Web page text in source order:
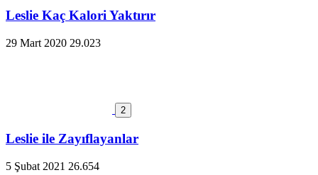
Leslie Kaç Kalori Yaktırır
29 Mart 2020 29.023
2
Leslie ile Zayıflayanlar
5 Şubat 2021 26.654